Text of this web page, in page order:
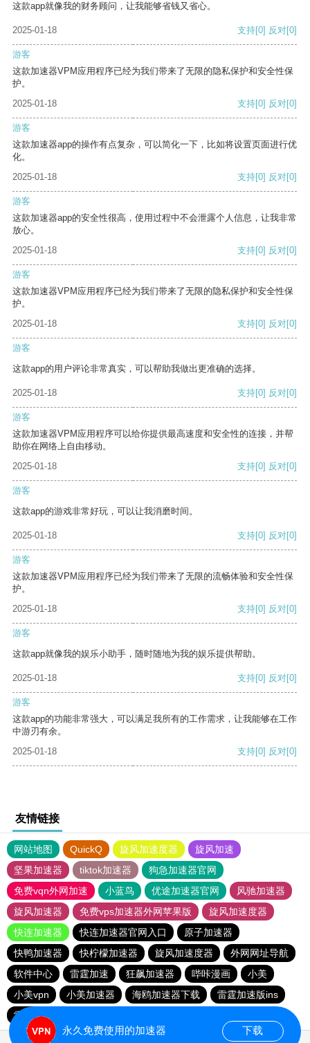
这款app就像我的财务顾问，让我能够省钱又省心。
2025-01-18 支持[0] 反对[0]
游客
这款加速器VPM应用程序已经为我们带来了无限的隐私保护和安全性保
护。
2025-01-18
支持[0] 反对[0]
游客
这款加速器app的操作有点复杂，可以简化一下，比如将设置页面进行优
化。
2025-01-18
支持[0] 反对[0]
游客
这款加速器app的安全性很高，使用过程中不会泄露个人信息，让我非常
放心。
2025-01-18
支持[0] 反对[0]
游客
这款加速器VPM应用程序已经为我们带来了无限的隐私保护和安全性保
护。
2025-01-18
支持[0] 反对[0]
游客
这款app的用户评论非常真实，可以帮助我做出更准确的选择。
2025-01-18 支持[0] 反对[0]
游客
这款加速器VPM应用程序可以给你提供最高速度和安全性的连接，并帮
助你在网络上自由移动。
2025-01-18
支持[0] 反对[0]
游客
这款app的游戏非常好玩，可以让我消磨时间。
2025-01-18 支持[0] 反对[0]
游客
这款加速器VPM应用程序已经为我们带来了无限的流畅体验和安全性保
护。
2025-01-18
支持[0] 反对[0]
游客
这款app就像我的娱乐小助手，随时随地为我的娱乐提供帮助。
2025-01-18 支持[0] 反对[0]
游客
这款app的功能非常强大，可以满足我所有的工作需求，让我能够在工作
中游刃有余。
2025-01-18
支持[0] 反对[0]
友情链接
网站地图 QuickQ 旋风加速度器
旋风加速
坚果加速器
tiktok加速器
狗急加速器官网
免费vqn外网加速
小蓝鸟 优途加速器官网
风驰加速器
旋风加速器
免费vps加速器外网苹果版
旋风加速度器
快连加速器
快连加速器官网入口
原子加速器
快鸭加速器
快柠檬加速器 旋风加速度器
外网网址导航
软件中心
雷霆加速 狂飙加速器 哔咔漫画
小美
小美vpn
小美加速器 海鸥加速器下载
雷霆加速版ins
雷霆加速下载
永久免费使用的加速器 下载